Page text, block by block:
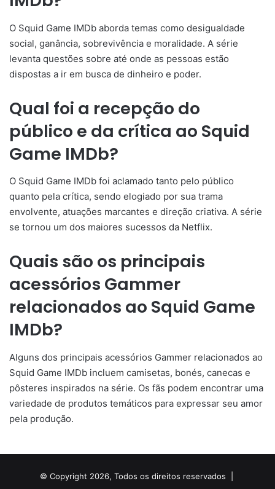
O Squid Game IMDb aborda temas como desigualdade
social, ganância, sobrevivência e moralidade. A série
levanta questões sobre até onde as pessoas estão
dispostas a ir em busca de dinheiro e poder.
Qual foi a recepção do
público e da crítica ao Squid
Game IMDb?
O Squid Game IMDb foi aclamado tanto pelo público
quanto pela crítica, sendo elogiado por sua trama
envolvente, atuações marcantes e direção criativa. A série
se tornou um dos maiores sucessos da Netflix.
Quais são os principais
acessórios Gammer
relacionados ao Squid Game
IMDb?
Alguns dos principais acessórios Gammer relacionados ao
Squid Game IMDb incluem camisetas, bonés, canecas e
pôsteres inspirados na série. Os fãs podem encontrar uma
variedade de produtos temáticos para expressar seu amor
pela produção.
© Copyright 2026, Todos os direitos reservados |